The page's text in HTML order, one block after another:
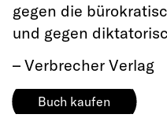
gegen die
und gegen
– Verbrecher Verlag
Buch kaufen